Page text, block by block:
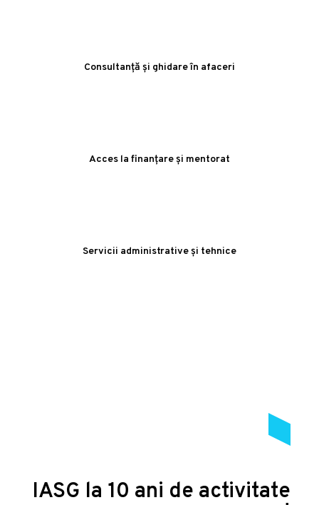
Consultanță și ghidare în afaceri
Acces la finanțare și mentorat
Servicii administrative și tehnice
IASG la 10 ani de activitate